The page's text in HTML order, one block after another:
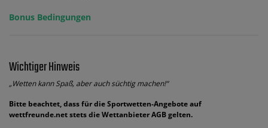
Bonus Bedingungen
Wichtiger Hinweis
„Wetten kann Spaß, aber auch süchtig machen!“
Bitte beachtet, dass für die Sportwetten-Angebote auf
wettfreunde.net stets die Wettanbieter AGB gelten.